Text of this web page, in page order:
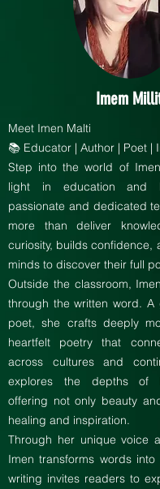
Imem
Meet Imen Malti
📚 Educator | Author | Poet |
Step into the world of
light in education and
passionate and dedicated
more than deliver
curiosity, builds confidence,
minds to discover their full
Outside the classroom,
through the written word. A
poet, she crafts deeply
heartfelt poetry that
across cultures and
explores the depths of
offering not only beauty
healing and inspiration.
Through her unique voice
Imen transforms words
writing invites readers to